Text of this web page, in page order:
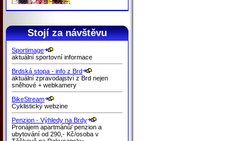
Stojí za návštěvu
Sportimage
aktuální sportovní informace
Brdská stopa - info z Brd
aktuální zpravodajství z Brd nejen
sněhové + webkamery
BikeStream
Cyklistický webzine
Penzion - Výhledy na Brdy
Pronájem apartmánů/ penzion a
ubytování od 290,- Kč/osoba v